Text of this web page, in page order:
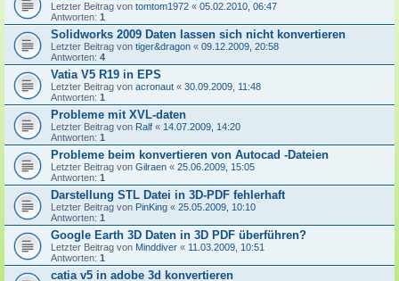
Letzter Beitrag von tomtom1972 « 05.02.2010, 06:47
Antworten: 1
Solidworks 2009 Daten lassen sich nicht konvertieren
Letzter Beitrag von tiger&dragon « 09.12.2009, 20:58
Antworten: 4
Vatia V5 R19 in EPS
Letzter Beitrag von acronaut « 30.09.2009, 11:48
Antworten: 1
Probleme mit XVL-daten
Letzter Beitrag von Ralf « 14.07.2009, 14:20
Antworten: 1
Probleme beim konvertieren von Autocad -Dateien
Letzter Beitrag von Gilraen « 25.06.2009, 15:05
Antworten: 1
Darstellung STL Datei in 3D-PDF fehlerhaft
Letzter Beitrag von PinKing « 25.05.2009, 10:10
Antworten: 1
Google Earth 3D Daten in 3D PDF überführen?
Letzter Beitrag von Minddiver « 11.03.2009, 10:51
Antworten: 1
catia v5 in adobe 3d konvertieren